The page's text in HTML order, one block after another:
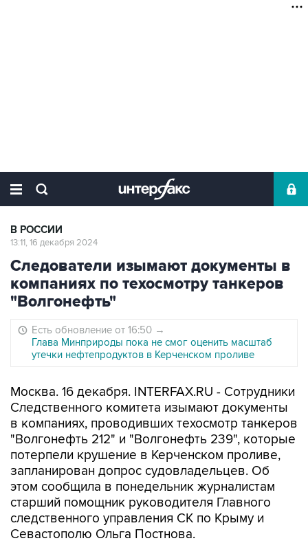
В РОССИИ
13:11, 16 декабря 2024
Следователи изымают документы в
компаниях по техосмотру танкеров
"Волгонефть"
Есть обновление от 16:50 →
Глава Минприроды пока не смог оценить масштаб
утечки нефтепродуктов в Керченском проливе
Москва. 16 декабря. INTERFAX.RU - Сотрудники
Следственного комитета изымают документы
в компаниях, проводивших техосмотр танкеров
"Волгонефть 212" и "Волгонефть 239", которые
потерпели крушение в Керченском проливе,
запланирован допрос судовладельцев. Об
этом сообщила в понедельник журналистам
старший помощник руководителя Главного
следственного управления СК по Крыму и
Севастополю Ольга Постнова.